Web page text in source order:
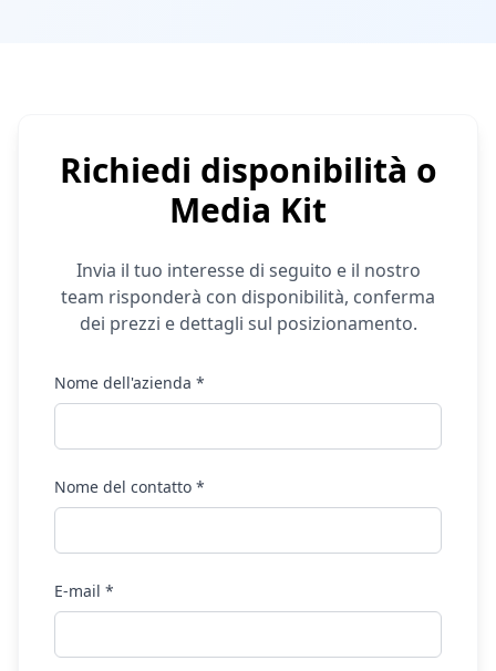
Richiedi disponibilità o
Media Kit
Invia il tuo interesse di seguito e il nostro
team risponderà con disponibilità, conferma
dei prezzi e dettagli sul posizionamento.
Nome dell'azienda *
Nome del contatto *
E-mail *